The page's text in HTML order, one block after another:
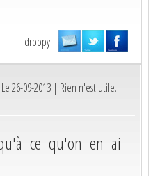
droopy
26-09-2013 | Rien n'est utile...
ce qu'on en ai